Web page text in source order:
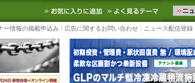
トなど国内外の最新の物流ニュースをお届けしま
お気に入りに追加 よく見
ー情報の掲載申込み 広告に関するお問い合わせ ニュース配信登録